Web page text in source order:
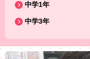
中学1年
中学3年